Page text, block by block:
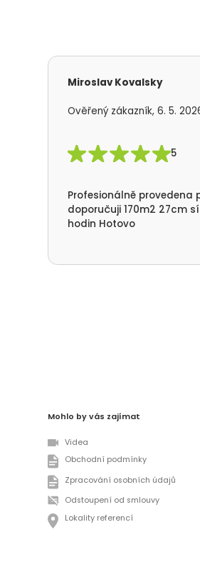
Miroslav Kovalsky
Ověřený zákazník, 6. 5.
5
Profesionálně provedena
doporučuji 170m2 27cm síla
hodin Hotovo
Mohlo by vás zajímat
Videa
Obchodní podmínky
Zpracování osobních údajů
Odstoupení od smlouvy
Lokality referencí